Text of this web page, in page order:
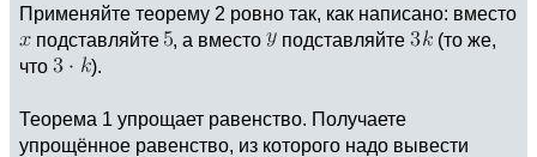
Применяйте теорему 2 ровно так, как написано: вместо
подставляйте
, а вместо подставляйте
(то же,
что
).
Теорема 1 упрощает равенство. Получаете
упрощённое равенство, из которого надо вывести